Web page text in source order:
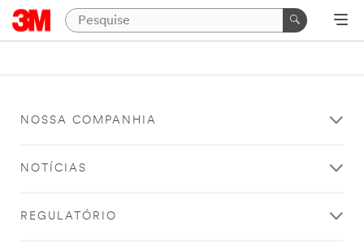
NOSSA COMPANHIA
NOTÍCIAS
REGULATÓRIO